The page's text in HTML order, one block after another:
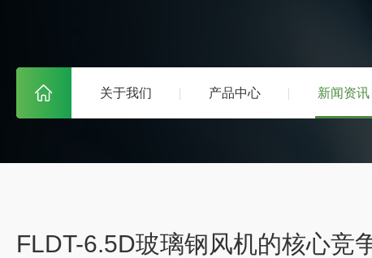
关于我们 产品中心 新闻资讯
FLDT-6.5D玻璃钢风机的核心竞